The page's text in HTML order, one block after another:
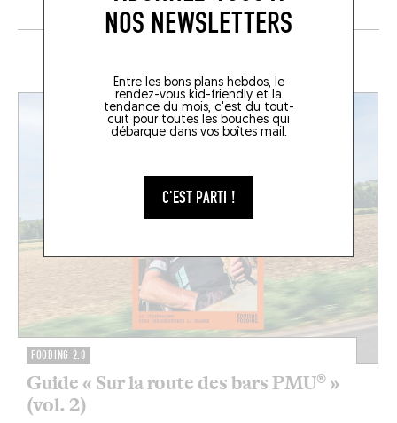
NOS NEWSLETTERS
Entre les bons plans hebdos, le
rendez-vous kid-friendly et la
tendance du mois, c'est du tout-
cuit pour toutes les bouches qui
débarque dans vos boîtes mail.
C'EST PARTI !
FOODING 2.0
Guide « Sur la route des bars PMU® »
(vol. 2)